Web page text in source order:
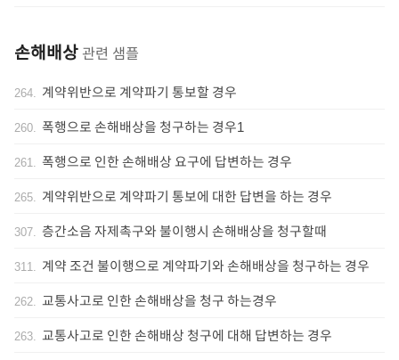
손해배상 관련 샘플
264. 계약위반으로 계약파기 통보할 경우
260. 폭행으로 손해배상을 청구하는 경우1
261. 폭행으로 인한 손해배상 요구에 답변하는 경우
265. 계약위반으로 계약파기 통보에 대한 답변을 하는 경우
307. 층간소음 자제촉구와 불이행시 손해배상을 청구할때
311. 계약 조건 불이행으로 계약파기와 손해배상을 청구하는 경우
262. 교통사고로 인한 손해배상을 청구 하는경우
263. 교통사고로 인한 손해배상 청구에 대해 답변하는 경우